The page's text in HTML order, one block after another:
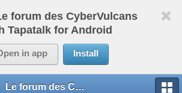
forum des CyberVulcans
Tapatalk for Android
in app Install
Le forum des CyberVulcans